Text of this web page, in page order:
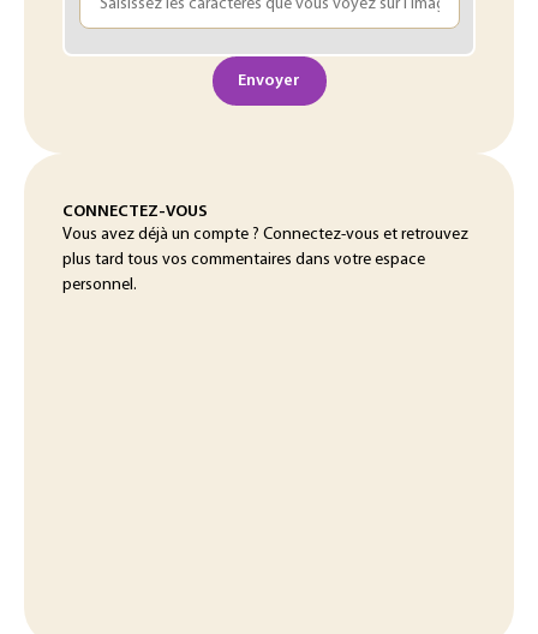
Envoyer
CONNECTEZ-VOUS
Vous avez déjà un compte ? Connectez-vous et retrouvez
plus tard tous vos commentaires dans votre espace
personnel.